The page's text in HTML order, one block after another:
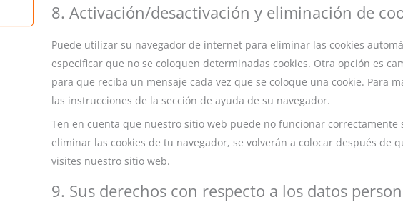
8. Activación/desactivación y eliminación de
Puede utilizar su navegador de internet para eliminar las cookies
especificar que no se coloquen determinadas cookies. Otra opción es
para que reciba un mensaje cada vez que se coloque una cookie. Para
las instrucciones de la sección de ayuda de su navegador.
Ten en cuenta que nuestro sitio web puede no funcionar correctamente
eliminar las cookies de tu navegador, se volverán a colocar después de
visites nuestro sitio web.
9. Sus derechos con respecto a los datos